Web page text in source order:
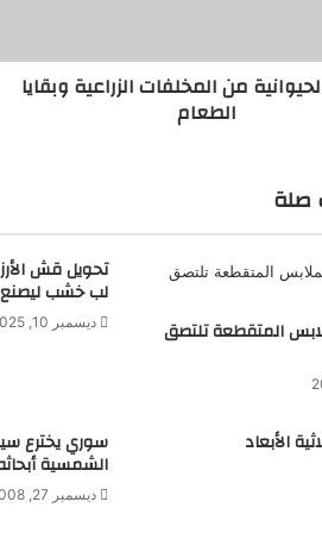
من المخلفات الزراعية وبقايا
الطعام
صلة
المتقطعة تلتصق
تحويل قش
لب خشب ليصنع
ديسمبر 10, 2025
الأبعاد سوري يخترع
الشمسية أبحاثه
ديسمبر 27, 2008